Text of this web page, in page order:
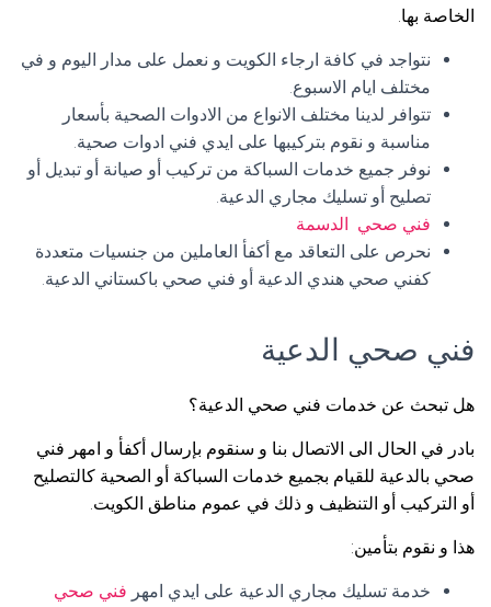
الخاصة بها.
نتواجد في كافة ارجاء الكويت و نعمل على مدار اليوم و في
مختلف ايام الاسبوع.
تتوافر لدينا مختلف الانواع من الادوات الصحية بأسعار
مناسبة و نقوم بتركيبها على ايدي فني ادوات صحية.
نوفر جميع خدمات السباكة من تركيب أو صيانة أو تبديل أو
تصليح أو تسليك مجاري الدعية.
فني صحي الدسمة
نحرص على التعاقد مع أكفأ العاملين من جنسيات متعددة
كفني صحي هندي الدعية أو فني صحي باكستاني الدعية.
فني صحي الدعية
هل تبحث عن خدمات فني صحي الدعية؟
بادر في الحال الى الاتصال بنا و سنقوم بإرسال أكفأ و امهر فني
صحي بالدعية للقيام بجميع خدمات السباكة أو الصحية كالتصليح
أو التركيب أو التنظيف و ذلك في عموم مناطق الكويت.
هذا و نقوم بتأمين:
خدمة تسليك مجاري الدعية على ايدي امهر فني صحي